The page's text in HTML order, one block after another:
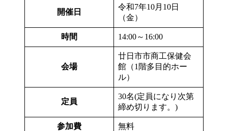
開催日
令和7年10月10日
（金）
時間 14:00～16:00
会場
廿日市市商工保健会
館（1階多目的ホー
ル）
定員
30名(定員になり次第
締め切ります。)
参加費 無料